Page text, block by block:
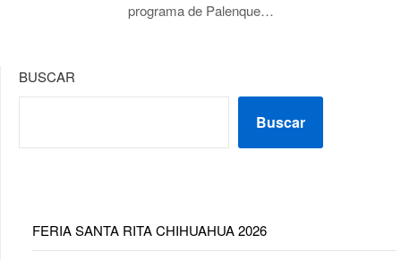
programa de Palenque…
BUSCAR
Buscar
FERIA SANTA RITA CHIHUAHUA 2026